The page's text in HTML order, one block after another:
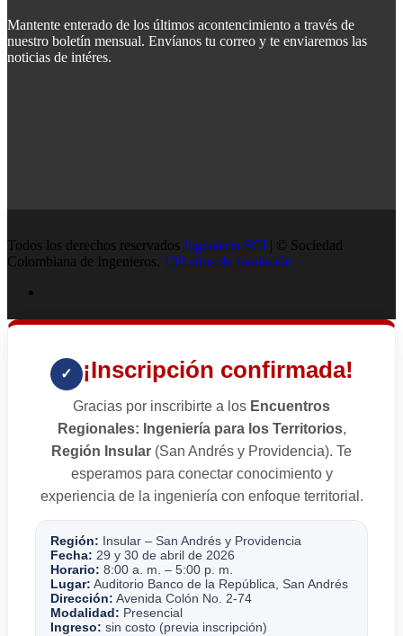
Mantente enterado de los últimos acontencimiento a través de
nuestro boletín mensual. Envíanos tu correo y te enviaremos las
noticias de intéres.
Todos los derechos reservados Ingenieria SCI | © Sociedad
Colombiana de Ingenieros. 138 años de fundación
✓ ¡Inscripción confirmada!
Gracias por inscribirte a los Encuentros
Regionales: Ingeniería para los Territorios,
Región Insular (San Andrés y Providencia). Te
esperamos para conectar conocimiento y
experiencia de la ingeniería con enfoque territorial.
Región: Insular – San Andrés y Providencia
Fecha: 29 y 30 de abril de 2026
Horario: 8:00 a. m. – 5:00 p. m.
Lugar: Auditorio Banco de la República, San Andrés
Dirección: Avenida Colón No. 2-74
Modalidad: Presencial
Ingreso: sin costo (previa inscripción)